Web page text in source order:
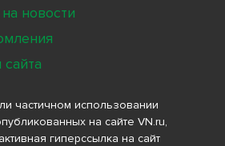
частичном использовании
на сайте VN.ru,
гиперссылка на сайт
новости